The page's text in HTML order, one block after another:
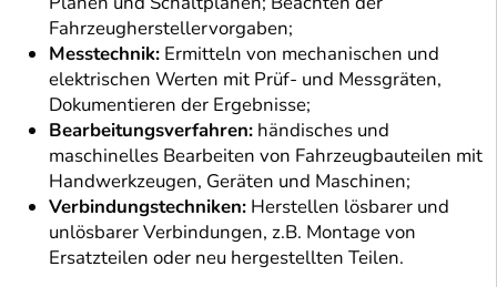
Fahrzeugherstellervorgaben;
Messtechnik: Ermitteln von mechanischen und
elektrischen Werten mit Prüf- und Messgräten,
Dokumentieren der Ergebnisse;
Bearbeitungsverfahren: händisches und
maschinelles Bearbeiten von Fahrzeugbauteilen mit
Handwerkzeugen, Geräten und Maschinen;
Verbindungstechniken: Herstellen lösbarer und
unlösbarer Verbindungen, z.B. Montage von
Ersatzteilen oder neu hergestellten Teilen.